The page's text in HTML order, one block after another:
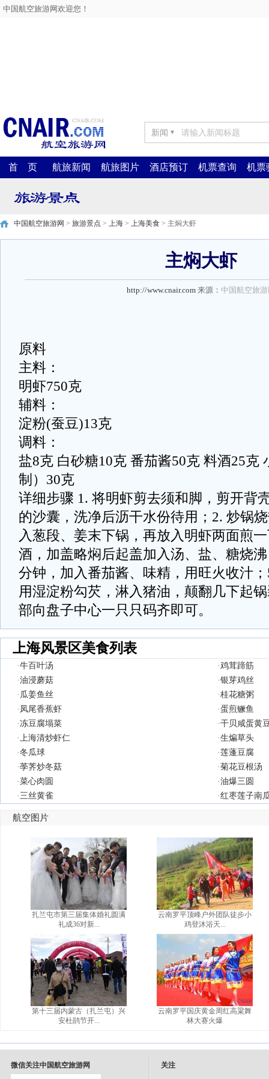
中国航空旅游网欢迎您！
新闻 ▼
首 页 航旅新闻 航旅图片 酒店预订 机票查询 机票
中国航空旅游网 > 旅游景点 > 上海 > 上海美食 > 主焖大虾
主焖大虾
http://www.cnair.com 来源： 中国航空旅
原料
主料：
明虾750克
辅料：
淀粉(蚕豆)13克
调料：
盐8克 白砂糖10克 番茄酱50克 料酒25克
制）30克
详细步骤 1. 将明虾剪去须和脚，剪开背
的沙囊，洗净后沥干水份待用；2. 炒锅
入葱段、姜末下锅，再放入明虾两面煎
酒，加盖略焖后起盖加入汤、盐、糖烧
分钟，加入番茄酱、味精，用旺火收汁
用湿淀粉勾芡，淋入猪油，颠翻几下起
部向盘子中心一只只码齐即可。
上海风景区美食列表
·牛百叶汤 ·鸡茸蹄筋
·油浸蘑菇 ·银芽鸡丝
· 瓜姜鱼丝 ·桂花糖粥
· 凤尾香蕉虾 ·蛋煎鳜鱼
·冻豆腐塌菜 ·干贝咸蛋黄
·上海清炒虾仁 ·生煸草头
·冬瓜球 ·莲蓬豆腐
·荸荠炒冬菇 ·菊花豆根汤
·菜心肉圆 ·油爆三圆
·三丝黄雀 ·红枣莲子南
航空图片
扎兰屯市第三届集体婚礼圆满
礼成36对新...
第十三届内蒙古（扎兰屯）兴
安杜鹃节开...
云南罗平顶峰户外团队徒步小
鸡登沐浴天...
云南罗平国庆黄金周红高粱舞
林大赛火爆
微信关注中国航空旅游网 关注